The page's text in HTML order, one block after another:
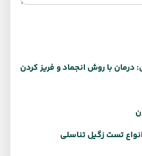
با روش انجماد و فریز کردن
تست زگیل تناسلی